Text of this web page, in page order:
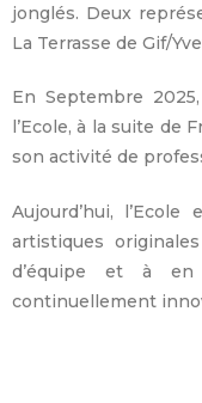
jonglés. Deux
La Terrasse de Gif/
En Septembre
l’Ecole, à la suite de
son activité de
Aujourd’hui,
artistiques
d’équipe et à
continuellement